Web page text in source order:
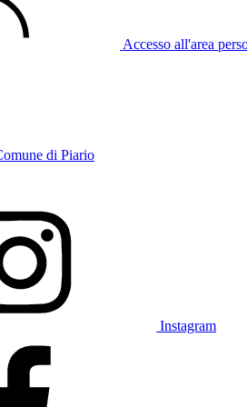
Accesso all'area
di Piario
Instagram